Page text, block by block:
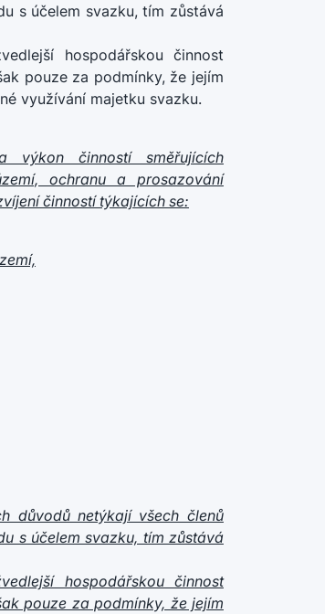
s účelem svazku, tím zůstává
hospodářskou činnost
pouze za podmínky, že jejím
využívání majetku svazku.
výkon činností směřujících
ochranu a prosazování
činností týkajících se:
důvodů netýkají všech členů
s účelem svazku, tím zůstává
hospodářskou činnost
pouze za podmínky, že jejím